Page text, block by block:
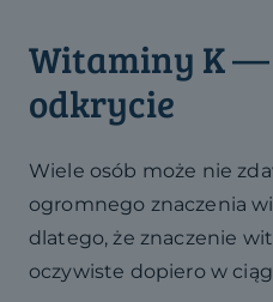
Witaminy K
odkrycie
Wiele osób może nie
ogromnego znaczenia
dlatego, że znaczenie
oczywiste dopiero w